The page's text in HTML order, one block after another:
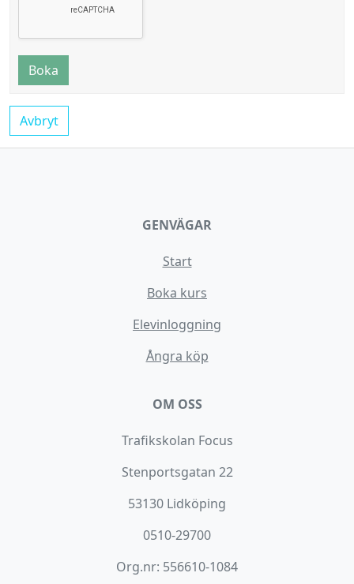
Boka
Avbryt
GENVÄGAR
Start
Boka kurs
Elevinloggning
Ångra köp
OM OSS
Trafikskolan Focus
Stenportsgatan 22
53130 Lidköping
0510-29700
Org.nr: 556610-1084